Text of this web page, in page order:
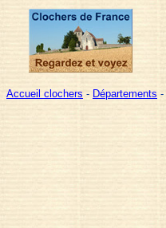
Accueil clochers - Départements -